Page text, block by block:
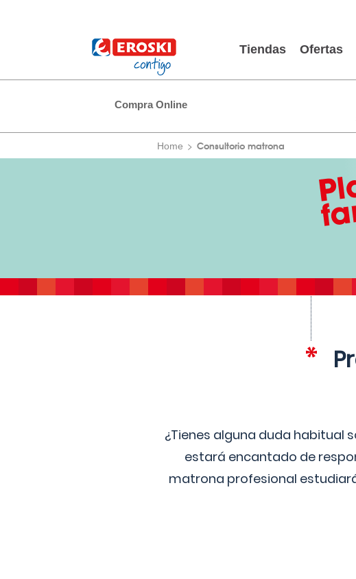
Tiendas Ofertas
Compra Online
Home Consultorio matrona
¿Tienes alguna duda
estará encantado de
matrona profesional